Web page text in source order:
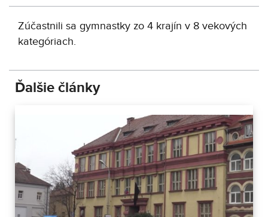
Zúčastnili sa gymnastky zo 4 krajín v 8 vekových
kategóriach.
Ďalšie články